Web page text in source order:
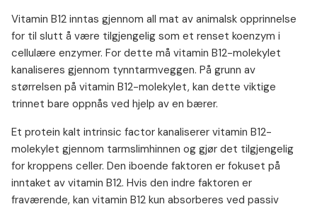
Vitamin B12 inntas gjennom all mat av animalsk opprinnelse
for til slutt å være tilgjengelig som et renset koenzym i
cellulære enzymer. For dette må vitamin B12-molekylet
kanaliseres gjennom tynntarmveggen. På grunn av
størrelsen på vitamin B12-molekylet, kan dette viktige
trinnet bare oppnås ved hjelp av en bærer.
Et protein kalt intrinsic factor kanaliserer vitamin B12-
molekylet gjennom tarmslimhinnen og gjør det tilgjengelig
for kroppens celler. Den iboende faktoren er fokuset på
inntaket av vitamin B12. Hvis den indre faktoren er
fraværende, kan vitamin B12 kun absorberes ved passiv